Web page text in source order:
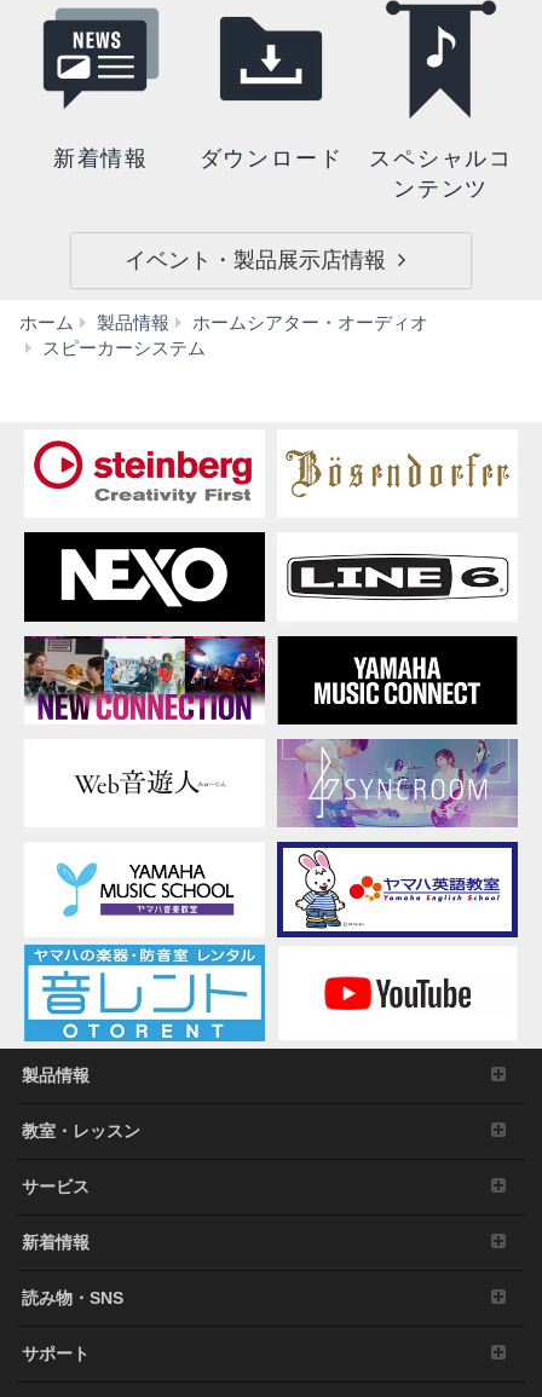
新着情報 ダウンロード
スペシャルコ
ンテンツ
イベント・製品展示店情報
ホーム 製品情報
ホームシアター・オーディオ
スピーカーシステム
製品情報
教室・レッスン
サービス
新着情報
読み物・SNS
サポート